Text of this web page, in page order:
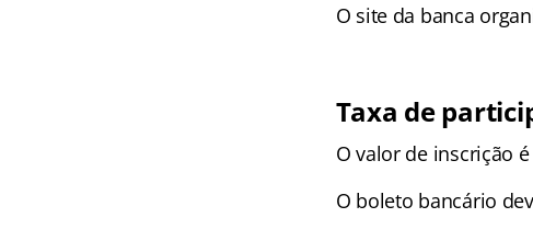
O site da banca
Taxa de
O valor de inscrição é
O boleto bancário